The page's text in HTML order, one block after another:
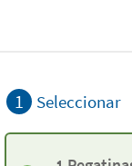
1 Seleccionar